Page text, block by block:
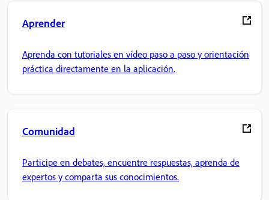
Aprender
Aprenda con tutoriales en vídeo paso a paso y orientación
práctica directamente en la aplicación.
Comunidad
Participe en debates, encuentre respuestas, aprenda de
expertos y comparta sus conocimientos.